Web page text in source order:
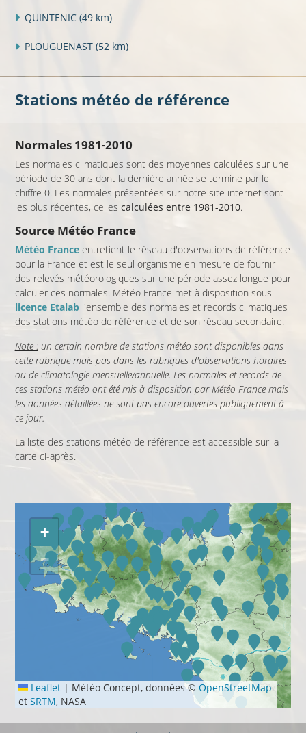
QUINTENIC (49 km)
PLOUGUENAST (52 km)
Stations météo de référence
Normales 1981-2010
Les normales climatiques sont des moyennes calculées sur une
période de 30 ans dont la dernière année se termine par le
chiffre 0. Les normales présentées sur notre site internet sont
les plus récentes, celles calculées entre 1981-2010.
Source Météo France
Météo Franceentretient le réseau d'observations de référence
pour la France et est le seul organisme en mesure de fournir
des relevés météorologiques sur une période assez longue pour
calculer ces normales. Météo France met à disposition sous
licence Etalabl'ensemble des normales et records climatiques
des stations météo de référence et de son réseau secondaire.
Note :un certain nombre de stations météo sont disponibles dans
cette rubrique mais pas dans les rubriques d'observations horaires
ou de climatologie mensuelle/annuelle. Les normales et records de
ces stations météo ont été mis à disposition par Météo France mais
les données détaillées ne sont pas encore ouvertes publiquement à
ce jour.
La liste des stations météo de référence est accessible sur la
carte ci-après.
+
−
Leaflet | Météo Concept, données © OpenStreetMap
et SRTM, NASA